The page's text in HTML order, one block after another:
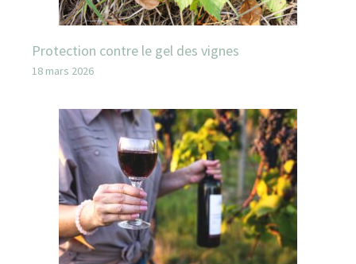
Protection contre le gel des vignes
18 mars 2026